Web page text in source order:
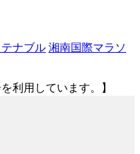
ナブル 湘南国際マラソ
利用しています。】